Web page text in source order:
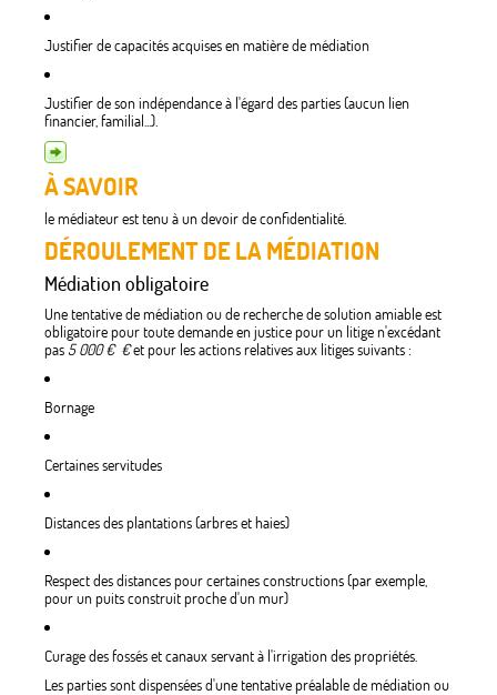
Justifier de capacités acquises en matière de médiation
Justifier de son indépendance à l'égard des parties (aucun lien
financier, familial...).
À SAVOIR
le médiateur est tenu à un devoir de confidentialité.
DÉROULEMENT DE LA MÉDIATION
Médiation obligatoire
Une tentative de médiation ou de recherche de solution amiable est
obligatoire pour toute demande en justice pour un litige n'excédant
pas 5 000 € €et pour les actions relatives aux litiges suivants :
Bornage
Certaines servitudes
Distances des plantations (arbres et haies)
Respect des distances pour certaines constructions (par exemple,
pour un puits construit proche d'un mur)
Curage des fossés et canaux servant à l'irrigation des propriétés.
Les parties sont dispensées d'une tentative préalable de médiation ou